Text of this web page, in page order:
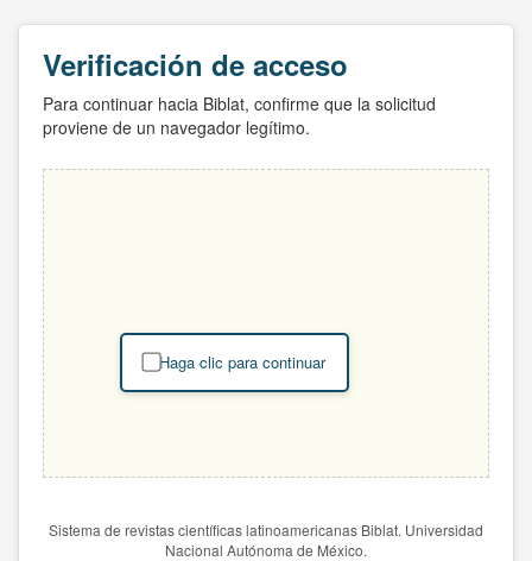
Verificación de acceso
Para continuar hacia Biblat, confirme que la solicitud
proviene de un navegador legítimo.
Haga clic para continuar
Sistema de revistas científicas latinoamericanas Biblat. Universidad
Nacional Autónoma de México.